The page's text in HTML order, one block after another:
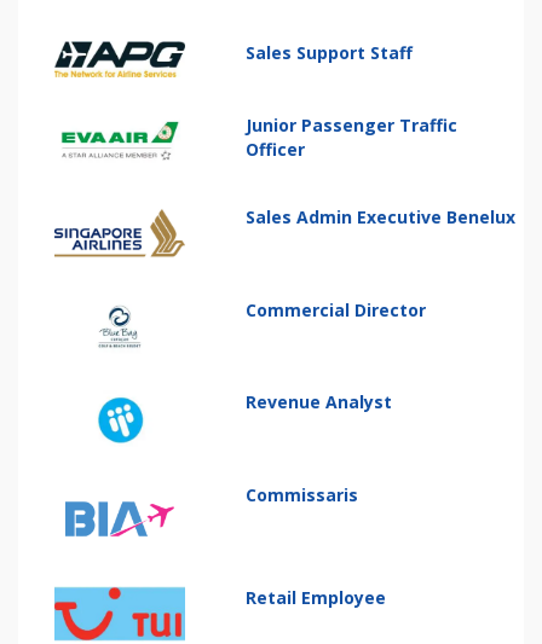
Sales Support Staff
Junior Passenger Traffic
Officer
Sales Admin Executive Benelux
Commercial Director
Revenue Analyst
Commissaris
Retail Employee